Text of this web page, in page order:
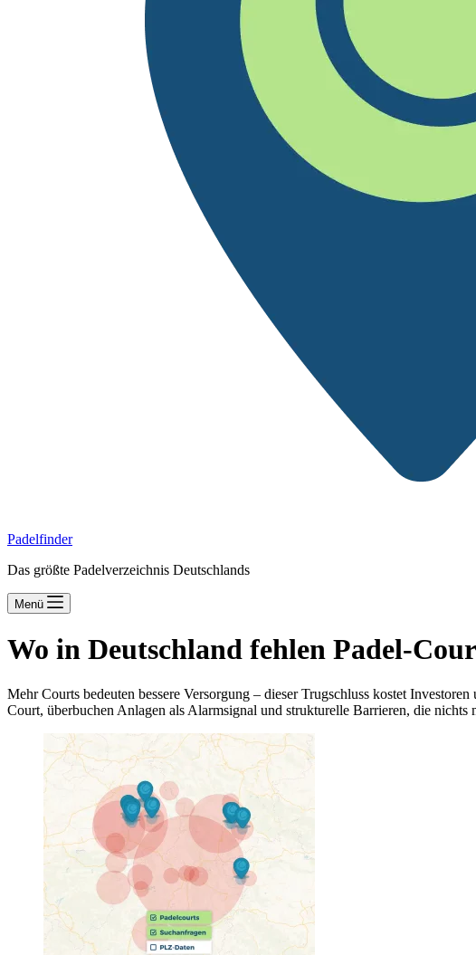
Padelfinder
Das größte Padelverzeichnis Deutschlands
Menü
Wo in Deutschland fehlen Padel-
Mehr Courts bedeuten bessere Versorgung – dieser Trugschluss kostet
Court, überbuchen Anlagen als Alarmsignal und strukturelle Barrieren, die nichts